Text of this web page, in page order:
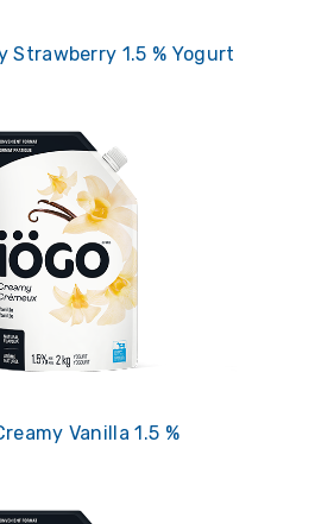
Strawberry 1.5 % Yogurt
Vanilla 1.5 %